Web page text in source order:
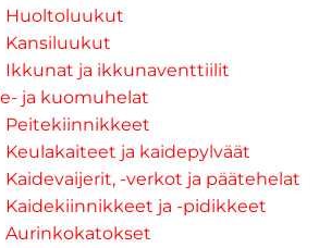
Huoltoluukut
Kansiluukut
Ikkunat ja ikkunaventtiilit
ja kuomuhelat
Peitekiinnikkeet
Keulakaiteet ja kaidepylväät
Kaidevaijerit, -verkot ja päätehelat
Kaidekiinnikkeet ja -pidikkeet
Aurinkokatokset